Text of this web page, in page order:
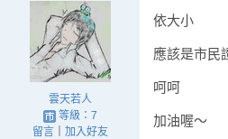
雲天若人
等級：7
留言｜ 加入好友
依大小
應該是市民
呵呵
加油喔～